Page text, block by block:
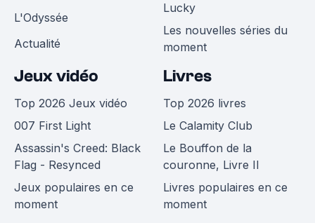
L'Odyssée
Actualité
Lucky
Les nouvelles séries du
moment
Jeux vidéo
Top 2026 Jeux vidéo
007 First Light
Assassin's Creed: Black
Flag - Resynced
Jeux populaires en ce
moment
Livres
Top 2026 livres
Le Calamity Club
Le Bouffon de la
couronne, Livre II
Livres populaires en ce
moment